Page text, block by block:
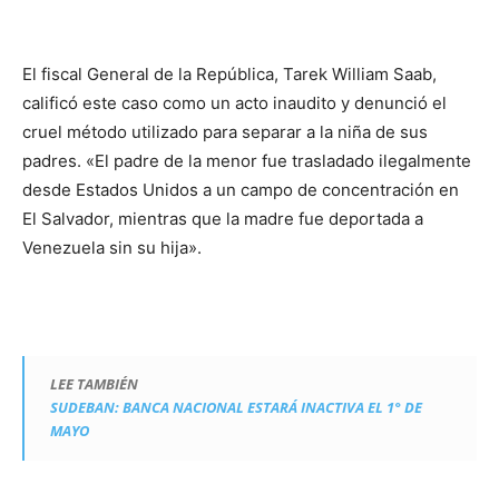
El fiscal General de la República, Tarek William Saab,
calificó este caso como un acto inaudito y denunció el
cruel método utilizado para separar a la niña de sus
padres. «El padre de la menor fue trasladado ilegalmente
desde Estados Unidos a un campo de concentración en
El Salvador, mientras que la madre fue deportada a
Venezuela sin su hija».
LEE TAMBIÉN
SUDEBAN: BANCA NACIONAL ESTARÁ INACTIVA EL 1° DE
MAYO